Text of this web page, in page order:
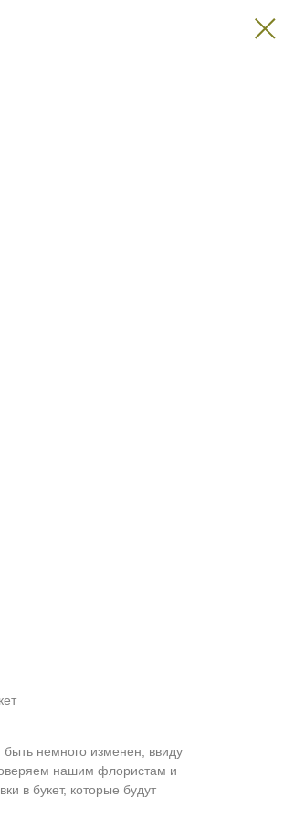
быть немного изменен, ввиду
нашим флористам и
в букет, которые будут